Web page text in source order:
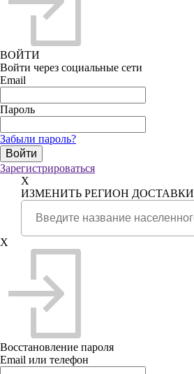
ВОЙТИ
Войти через социальные сети
Email
Пароль
Забыли пароль?
Зарегистрироваться
X
ИЗМЕНИТЬ РЕГИОН ДОСТАВКИ
X
Восстановление пароля
Email или телефон